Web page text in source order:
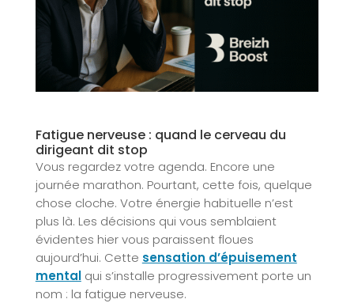
Fatigue nerveuse : quand le cerveau du
dirigeant dit stop
Vous regardez votre agenda. Encore une
journée marathon. Pourtant, cette fois, quelque
chose cloche. Votre énergie habituelle n’est
plus là. Les décisions qui vous semblaient
évidentes hier vous paraissent floues
aujourd’hui. Cette sensation d’épuisement
mentalqui s’installe progressivement porte un
nom : la fatigue nerveuse.